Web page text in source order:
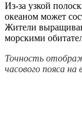
Из-за узкой
океаном может
Жители
морскими
Точность
часового пояса